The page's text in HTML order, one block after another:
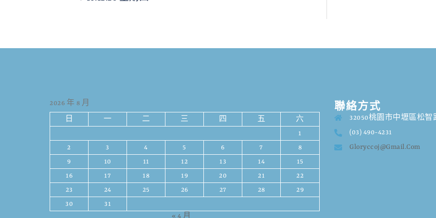
2026 年 8 月
日 一 二 三 四 五
六
1
2
3 4 5 6 7
8
9
10 11 12 13 14
15
16
17 18 19 20 21
22
23
24 25 26 27 28
29
30
31
« 4 月
聯絡方式
32050桃園市中壢區松智
(03) 490-4231
Gloryccoj@gmail.com